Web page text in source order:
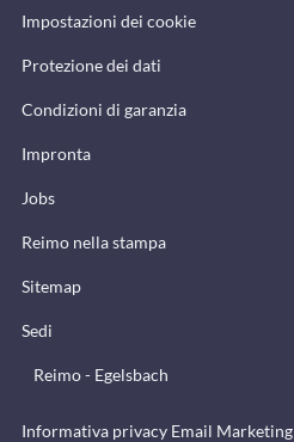
Impostazioni dei cookie
Protezione dei dati
Condizioni di garanzia
Impronta
Jobs
Reimo nella stampa
Sitemap
Sedi
Reimo - Egelsbach
Informativa privacy Email Marketing